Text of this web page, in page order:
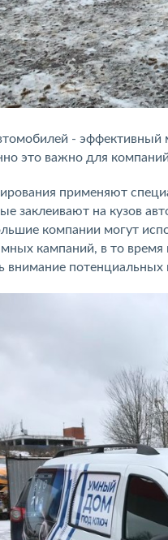
-
это важно для
применяют
заклеивают на кузов
компании могут
кампаний, в то
внимание потенциальных